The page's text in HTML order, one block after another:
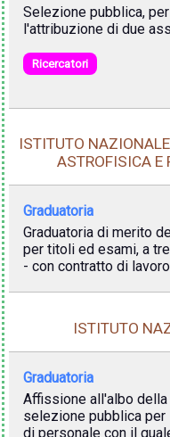
Selezione pubblica,
l'attribuzione di due
Ricercatori
ISTITUTO
ASTROFISICA E
Graduatoria
Graduatoria di merito
per titoli ed esami, a
- con contratto di
ISTITUTO
Graduatoria
Affissione all'albo
selezione pubblica
di personale con il